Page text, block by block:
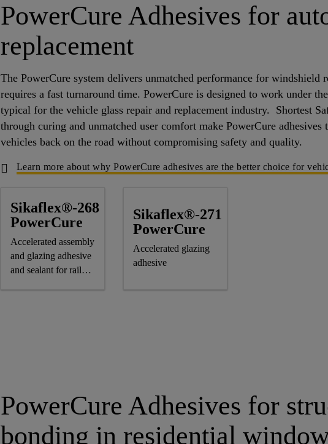
PowerCure Adhesives for
replacement
The PowerCure system delivers unmatched performance for windshield
requires a fast turnaround time. PowerCure is designed to work under
typical for the vehicle glass repair and replacement industry. Shortest
through curing and unmatched user comfort make PowerCure
vehicles back on the road without compromising safety and quality.
Learn more about why PowerCure adhesives are the better choice for
Sikaflex®-268
PowerCure
Accelerated assembly
and glazing adhesive
and sealant for rail
Sikaflex®-271
PowerCure
Accelerated glazing
adhesive
PowerCure Adhesives for
bonding in residential